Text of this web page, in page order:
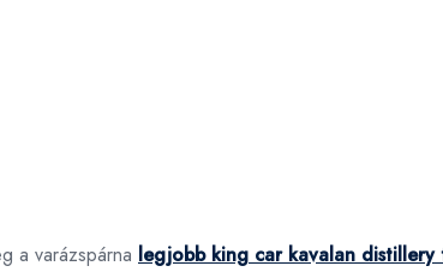
a varázspárna legjobb king car kavalan distillery